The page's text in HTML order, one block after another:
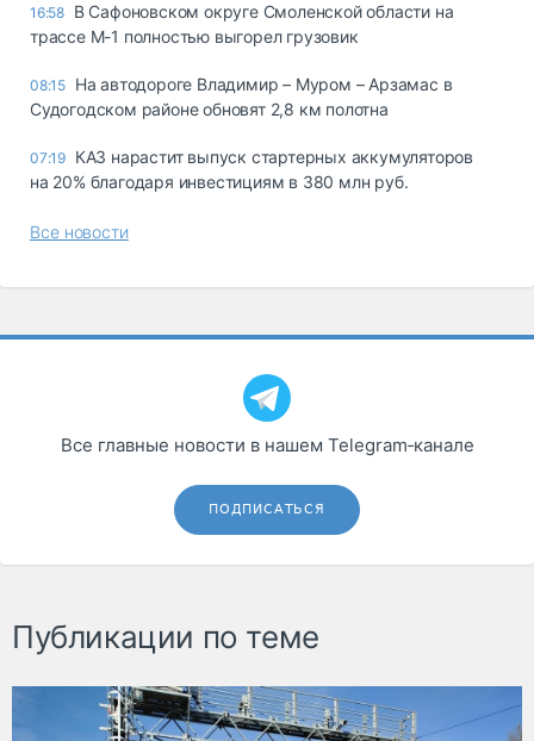
16:58 В Сафоновском округе Смоленской области на
трассе М-1 полностью выгорел грузовик
08:15 На автодороге Владимир – Муром – Арзамас в
Судогодском районе обновят 2,8 км полотна
07:19 КАЗ нарастит выпуск стартерных аккумуляторов
на 20% благодаря инвестициям в 380 млн руб.
Все новости
Все главные новости в нашем Telegram‑канале
ПОДПИСАТЬСЯ
Публикации по теме